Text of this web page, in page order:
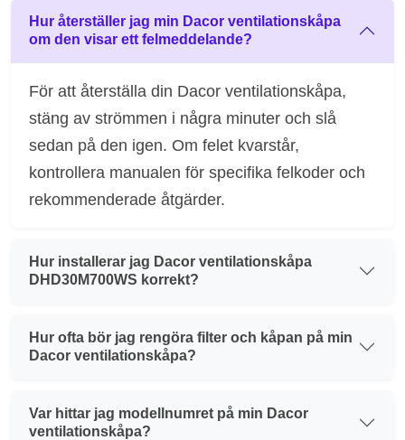
Hur återställer jag min Dacor ventilationskåpa
om den visar ett felmeddelande?
För att återställa din Dacor ventilationskåpa,
stäng av strömmen i några minuter och slå
sedan på den igen. Om felet kvarstår,
kontrollera manualen för specifika felkoder och
rekommenderade åtgärder.
Hur installerar jag Dacor ventilationskåpa
DHD30M700WS korrekt?
Hur ofta bör jag rengöra filter och kåpan på min
Dacor ventilationskåpa?
Var hittar jag modellnumret på min Dacor
ventilationskåpa?